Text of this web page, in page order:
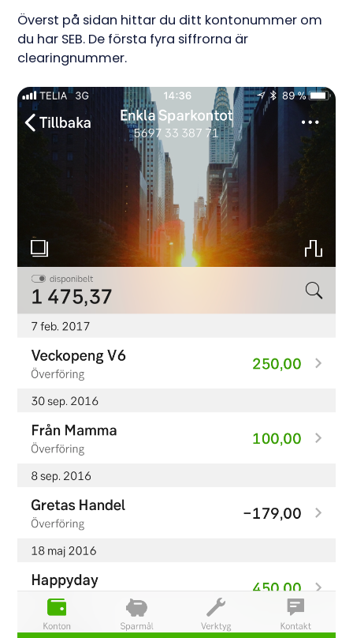
Överst på sidan hittar du ditt kontonummer om
du har SEB. De första fyra siffrorna är
clearingnummer.